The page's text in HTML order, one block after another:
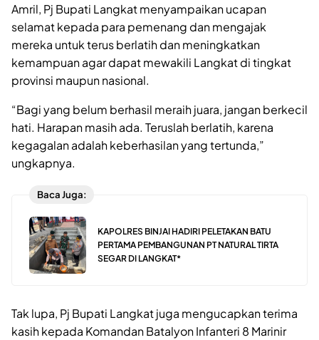
Amril, Pj Bupati Langkat menyampaikan ucapan
selamat kepada para pemenang dan mengajak
mereka untuk terus berlatih dan meningkatkan
kemampuan agar dapat mewakili Langkat di tingkat
provinsi maupun nasional.
“Bagi yang belum berhasil meraih juara, jangan berkecil
hati. Harapan masih ada. Teruslah berlatih, karena
kegagalan adalah keberhasilan yang tertunda,”
ungkapnya.
Baca Juga:
KAPOLRES BINJAI HADIRI PELETAKAN BATU
PERTAMA PEMBANGUNAN PT NATURAL TIRTA
SEGAR DI LANGKAT*
Tak lupa, Pj Bupati Langkat juga mengucapkan terima
kasih kepada Komandan Batalyon Infanteri 8 Marinir